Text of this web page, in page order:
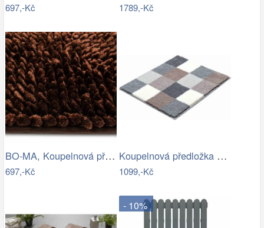
697,-Kč 1789,-Kč
BO-MA, Koupelnová předložka Ella micro…
697,-Kč
Koupelnová předložka BONA
1099,-Kč
- 10%